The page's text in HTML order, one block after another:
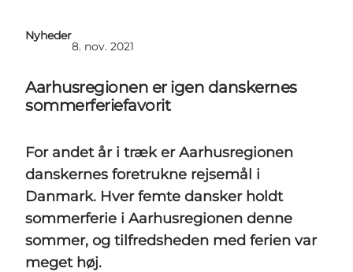
Projekter
Partnersamarbejde
Frivillig ReThinker
Presse
Nyheder
8. nov. 2021
Aarhusregionen er igen danskernes
sommerferiefavorit
For andet år i træk er Aarhusregionen
danskernes foretrukne rejsemål i
Danmark. Hver femte dansker holdt
sommerferie i Aarhusregionen denne
sommer, og tilfredsheden med ferien var
meget høj.